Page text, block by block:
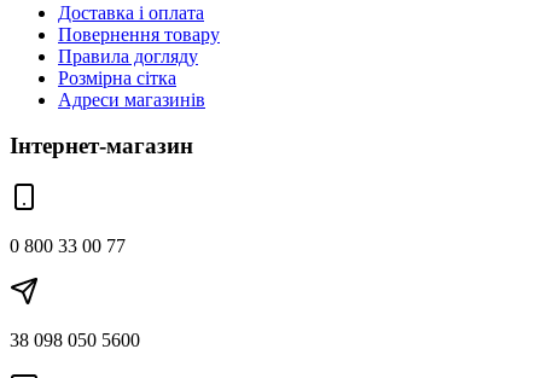
Доставка і оплата
Повернення товару
Правила догляду
Розмірна сітка
Адреси магазинів
Інтернет-магазин
0 800 33 00 77
38 098 050 5600